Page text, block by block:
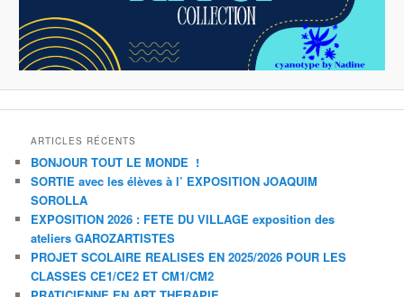
ARTICLES RÉCENTS
BONJOUR TOUT LE MONDE !
SORTIE avec les élèves à l’ EXPOSITION JOAQUIM
SOROLLA
EXPOSITION 2026 : FETE DU VILLAGE exposition des
ateliers GAROZARTISTES
PROJET SCOLAIRE REALISES EN 2025/2026 POUR LES
CLASSES CE1/CE2 ET CM1/CM2